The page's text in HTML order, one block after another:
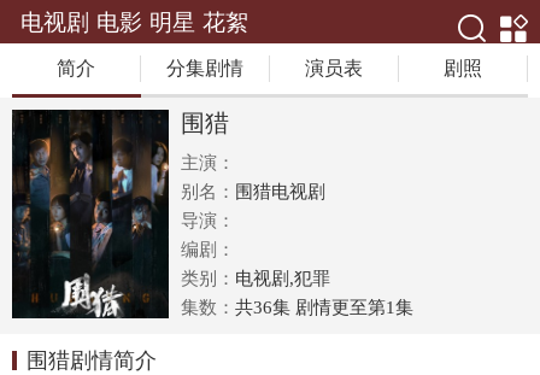
电视剧 电影 明星 花絮
简介 分集剧情 演员表 剧照
围猎
主演：
别名： 围猎电视剧
导演：
编剧：
类别： 电视剧,犯罪
集数： 共36集 剧情更至第1集
围猎剧情简介